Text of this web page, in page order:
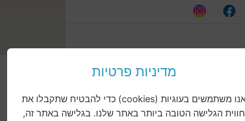
מדיניות פרטיות
אנו משתמשים בעוגיות (cookies) כדי להבטיח שתקבלו את
חווית הגלישה הטובה ביותר באתר שלנו. בגלישה באתר זה,